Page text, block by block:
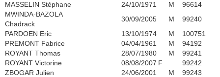
MASSELIN Stéphane
24/10/1971 M
96614
MWINDA-BAZOLA
Chadrack
30/09/2005 M
99240
PARDOEN Eric
13/10/1974 M
100751
PREMONT Fabrice
04/04/1961 M
94192
ROYANT Thomas
28/07/1980 M
99241
ROYANT Victorine
08/08/2007 F
99242
ZBOGAR Julien
24/06/2001 M
99243